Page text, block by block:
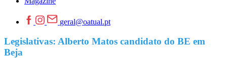
geral@oatual.pt
Legislativas: Alberto Matos candidato do BE em
Beja